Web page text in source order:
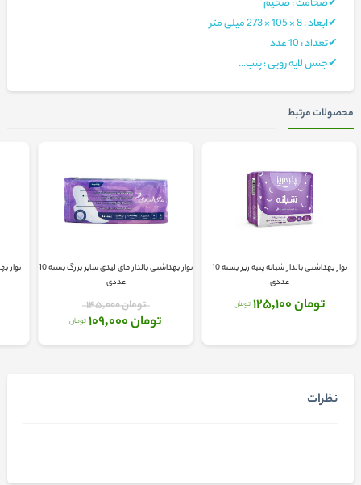
✔ضخامت : ضخیم
✔ابعاد : 8 × 105 × 273 میلی متر
✔تعداد : 10 عدد
✔جنس لایه رویی : پنب...
محصولات مرتبط
نوار بهداشتی بالدار شبانه پنبه ریز بسته 10
عددی
تومان 125,100 تومان
نوار بهداشتی بالدار مای لیدی سایز بزرگ بسته 10
عددی
تومان 145,000
تومان 109,000 تومان
نوار
نظرات